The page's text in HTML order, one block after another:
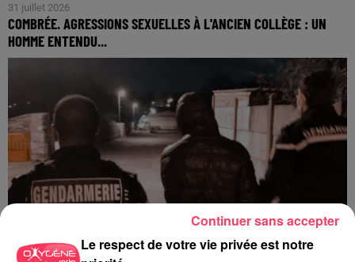
31 juillet 2026
COMBRÉE. AGRESSIONS SEXUELLES À L'ANCIEN COLLÈGE : UN
HOMME ENTENDU...
Le respect de votre vie privée est notre
Continuer sans accepter